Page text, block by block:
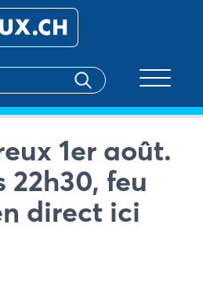
1er août.
22h30, feu
direct ici